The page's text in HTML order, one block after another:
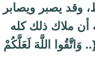
وقد يصبر ويصابر
أن ملاك ذلك كله
وَاتَّقُوا اللَّهَ لَعَلَّكُمْ